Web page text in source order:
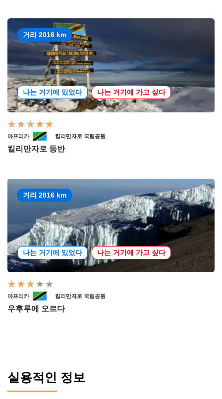
거리 2016 km
나는 거기에 있었다 나는 거기에 가고 싶다
아프리카 킬리만자로 국립공원
킬리만자로 등반
거리 2016 km
나는 거기에 있었다 나는 거기에 가고 싶다
아프리카 킬리만자로 국립공원
우후루에 오르다
실용적인 정보